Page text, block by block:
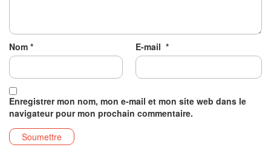
Nom * E-mail *
Enregistrer mon nom, mon e-mail et mon site web dans le
navigateur pour mon prochain commentaire.